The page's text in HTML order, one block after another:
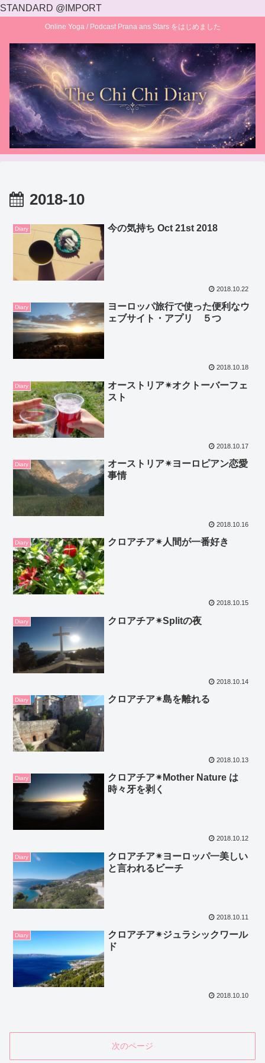
STANDARD @IMPORT
Online Yoga / Podcast Prana ans Stars をはじめました
2018-10
Diary 今の気持ち Oct 21st 2018
2018.10.22
Diary
ヨーロッパ旅行で使った便利なウ
ェブサイト・アプリ ５つ
2018.10.18
Diary
オーストリア✴オクトーバーフェ
スト
2018.10.17
Diary
オーストリア✴ヨーロピアン恋愛
事情
2018.10.16
Diary クロアチア✴人間が一番好き
2018.10.15
Diary クロアチア✴Splitの夜
2018.10.14
Diary クロアチア✴島を離れる
2018.10.13
Diary
クロアチア✴Mother Nature は
時々牙を剥く
2018.10.12
Diary
クロアチア✴ヨーロッパ一美しい
と言われるビーチ
2018.10.11
Diary
クロアチア✴ジュラシックワール
ド
2018.10.10
次のページ